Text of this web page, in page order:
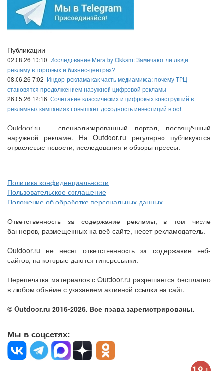
Публикации
02.08.26 10:10 Исследование Mera by Okkam: Замечают ли люди
рекламу в торговых и бизнес-центрах?
08.06.26 7:02 Индор-реклама как часть медиамикса: почему ТРЦ
становятся продолжением наружной цифровой рекламы
26.05.26 12:16 Сочетание классических и цифровых конструкций в
рекламных кампаниях повышает доходность инвестиций в ooh
Outdoor.ru – специализированный портал, посвящённый
наружной рекламе. На Outdoor.ru регулярно публикуются
отраслевые новости, исследования и обзоры прессы.
Политика конфиденциальности
Пользовательское соглашение
Положение об обработке персональных данных
Ответственность за содержание рекламы, в том числе
баннеров, размещенных на веб-сайте, несет рекламодатель.
Outdoor.ru не несет ответственность за содержание веб-
сайтов, на которые даются гиперссылки.
Перепечатка материалов с Outdoor.ru разрешается бесплатно
в любом объёме с указанием активной ссылки на сайт.
© Outdoor.ru 2016-2026. Все права зарегистрированы.
Мы в соцсетях: